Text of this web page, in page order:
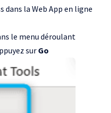
la Web App en ligne
le menu déroulant
sur Go